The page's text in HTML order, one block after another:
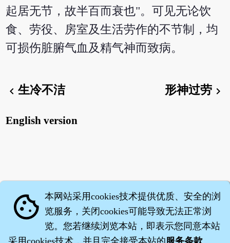
起居无节，故半百而衰也"。可见无论饮
食、劳役、房室及生活劳作的不节制，均
可损伤脏腑气血及精气神而致病。
chevron_left生冷不洁 形神过劳chevron_right
English version
cookie 本网站采用cookies技术提供优质、安全的浏
览服务，关闭cookies可能导致无法正常浏
览。您若继续浏览本站，即表示您同意本站
采用cookies技术，并且完全接受本站的服务条款